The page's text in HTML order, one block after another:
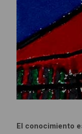
El conocimiento